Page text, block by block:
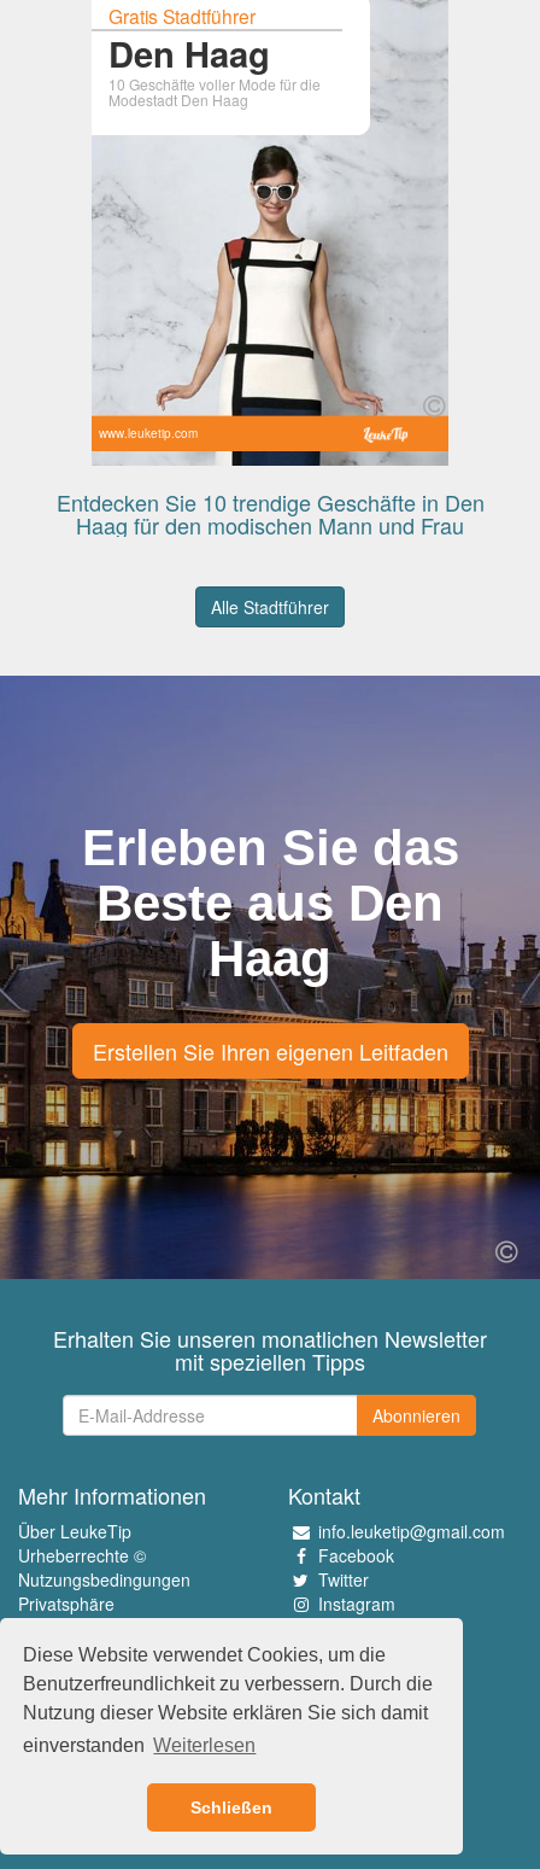
Diese Website verwendet Cookies, um die
Benutzerfreundlichkeit zu verbessern. Durch die
Nutzung dieser Website erklären Sie sich damit
einverstanden Weiterlesen
Schließen
Gratis Stadtführer
Den Haag
10 Geschäfte voller Mode für die
Modestadt Den Haag
www.leuketip.com
Entdecken Sie 10 trendige Geschäfte in Den
Haag für den modischen Mann und Frau
Alle Stadtführer
Erleben Sie das
Beste aus Den
Haag
Erstellen Sie Ihren eigenen Leitfaden
Erhalten Sie unseren monatlichen Newsletter
mit speziellen Tipps
Abonnieren
Mehr Informationen
Über LeukeTip
Urheberrechte ©
Nutzungsbedingungen
Privatsphäre
Kontakt
info.leuketip@gmail.com
Facebook
Twitter
Instagram
Erleben Sie das Beste
www.leuketip.nl
www.leuketip.com
www.leuketip.de